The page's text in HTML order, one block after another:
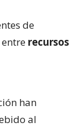
de
recursos
han
al